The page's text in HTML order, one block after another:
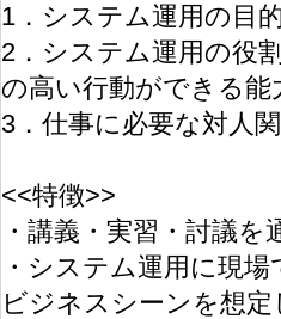
1．システム運用の目
2．システム運用の役
の高い行動ができる能
3．仕事に必要な対人
<<特徴>>
・講義・実習・討議
・システム運用に現
ビジネスシーンを想